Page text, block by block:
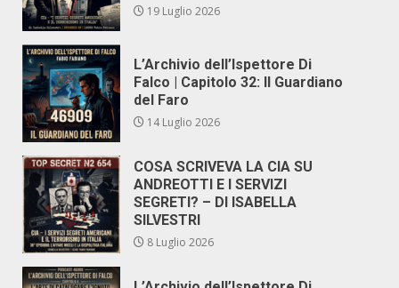
19 Luglio 2026
L’Archivio dell’Ispettore Di
Falco | Capitolo 32: Il Guardiano
del Faro
14 Luglio 2026
COSA SCRIVEVA LA CIA SU
ANDREOTTI E I SERVIZI
SEGRETI? – DI ISABELLA
SILVESTRI
8 Luglio 2026